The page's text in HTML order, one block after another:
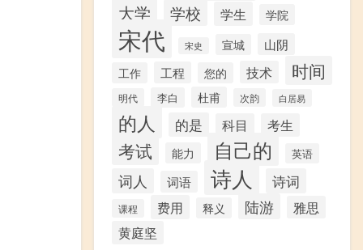
大学 学校 学生 学院
宋代 宋史 宣城 山阴
工作 工程 您的 技术 时间
明代 李白 杜甫 次韵 白居易
的人 的是 科目 考生
考试 能力 自己的 英语
词人 词语 诗人 诗词
课程 费用 释义 陆游 雅思
黄庭坚